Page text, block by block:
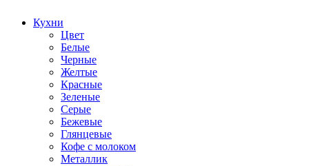
Кухни
Цвет
Белые
Черные
Желтые
Красные
Зеленые
Серые
Бежевые
Глянцевые
Кофе с молоком
Металлик